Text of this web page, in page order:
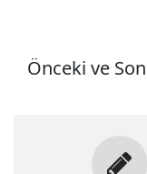
Önceki ve